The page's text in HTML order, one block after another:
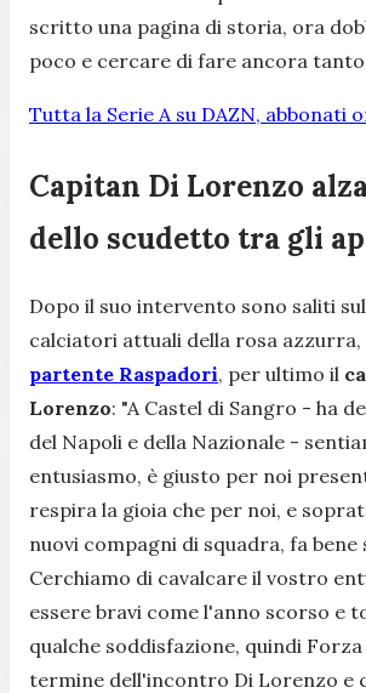
scritto una pagina di storia, ora
poco e cercare di fare ancora
Tutta la Serie A su DAZN, abbonati
Capitan Di Lorenzo
dello scudetto tra gli
Dopo il suo intervento sono saliti
calciatori attuali della rosa azzurra,
partente Raspadori, per ultimo il
Lorenzo: "A Castel di Sangro - ha
del Napoli e della Nazionale -
entusiasmo, è giusto per noi
respira la gioia che per noi, e
nuovi compagni di squadra, fa bene
Cerchiamo di cavalcare il vostro
essere bravi come l'anno scorso e
qualche soddisfazione, quindi
termine dell'incontro Di Lorenzo e